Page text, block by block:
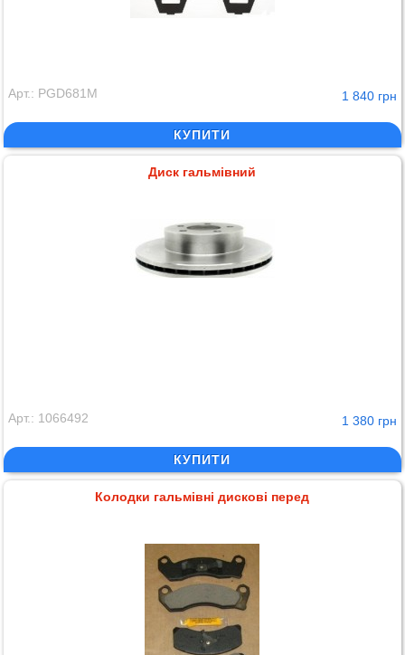
Арт.: PGD681M 1 840 грн
КУПИТИ
Диск гальмівний
Арт.: 1066492 1 380 грн
КУПИТИ
Колодки гальмівні дискові перед